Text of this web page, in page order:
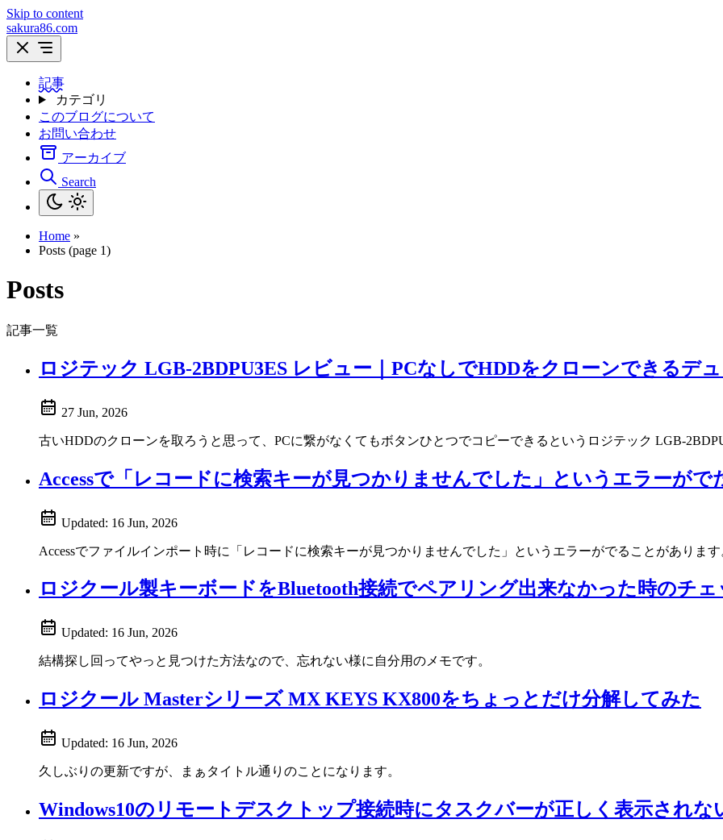
Skip to content
sakura86.com
記事
カテゴリ
このブログについて
お問い合わせ
アーカイブ
Search
Home »
Posts (page 1)
Posts
記事一覧
ロジテック LGB-2BDPU3ES レビュー｜PCなしでHDDをクローンできるデ
27 Jun, 2026
古いHDDのクローンを取ろうと思って、PCに繋がなくてもボタンひとつでコピーできるというロジテック LGB-
Accessで「レコードに検索キーが見つかりませんでした」というエラーがで
Updated: 16 Jun, 2026
Accessでファイルインポート時に「レコードに検索キーが見つかりませんでした」というエラーがでることがありま
ロジクール製キーボードをBluetooth接続でペアリング出来なかった時のチ
Updated: 16 Jun, 2026
結構探し回ってやっと見つけた方法なので、忘れない様に自分用のメモです。
ロジクール Masterシリーズ MX KEYS KX800をちょっとだけ分解してみた
Updated: 16 Jun, 2026
久しぶりの更新ですが、まぁタイトル通りのことになります。
Windows10のリモートデスクトップ接続時にタスクバーが正しく表示されな